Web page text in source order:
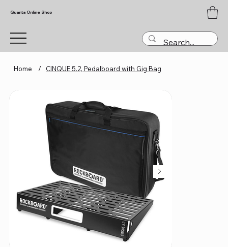
Quanta Online Shop
Home / CINQUE 5.2, Pedalboard with Gig Bag